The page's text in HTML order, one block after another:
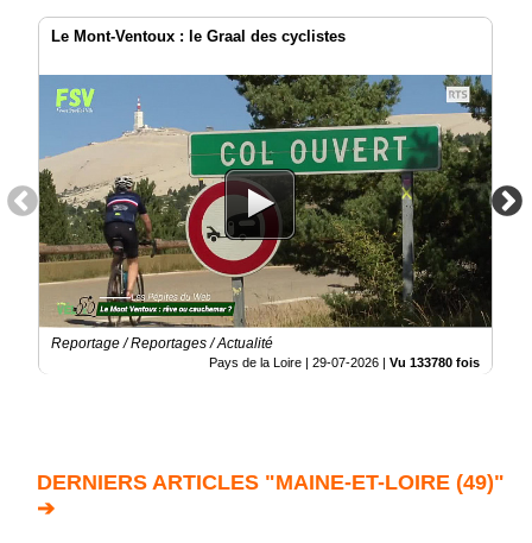
Le Mont-Ventoux : le Graal des cyclistes
Reportage / Reportages / Actualité
Pays de la Loire | 29-07-2026 | Vu 133780 fois
DERNIERS ARTICLES "MAINE-ET-LOIRE (49)"
➔